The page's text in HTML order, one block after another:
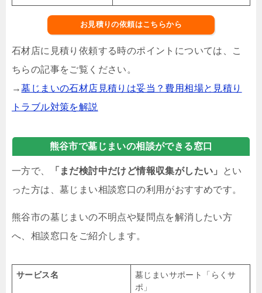
お見積りの依頼はこちらから
石材店に見積り依頼する時のポイントについては、こ
ちらの記事をご覧ください。
→墓じまいの石材店見積りは妥当？費用相場と見積り
トラブル対策を解説
熊谷市で墓じまいの相談ができる窓口
一方で、 「まだ検討中だけど情報収集がしたい」
とい
った方は、墓じまい相談窓口の利用がおすすめです。
熊谷市の墓じまいの不明点や疑問点を解消したい方
へ、相談窓口をご紹介します。
サービス名
墓じまいサポート「らくサ
ポ」